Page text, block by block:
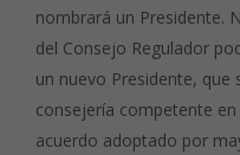
nombrará un Presidente.
del Consejo Regulador
un nuevo Presidente,
consejería competente
acuerdo adoptado por